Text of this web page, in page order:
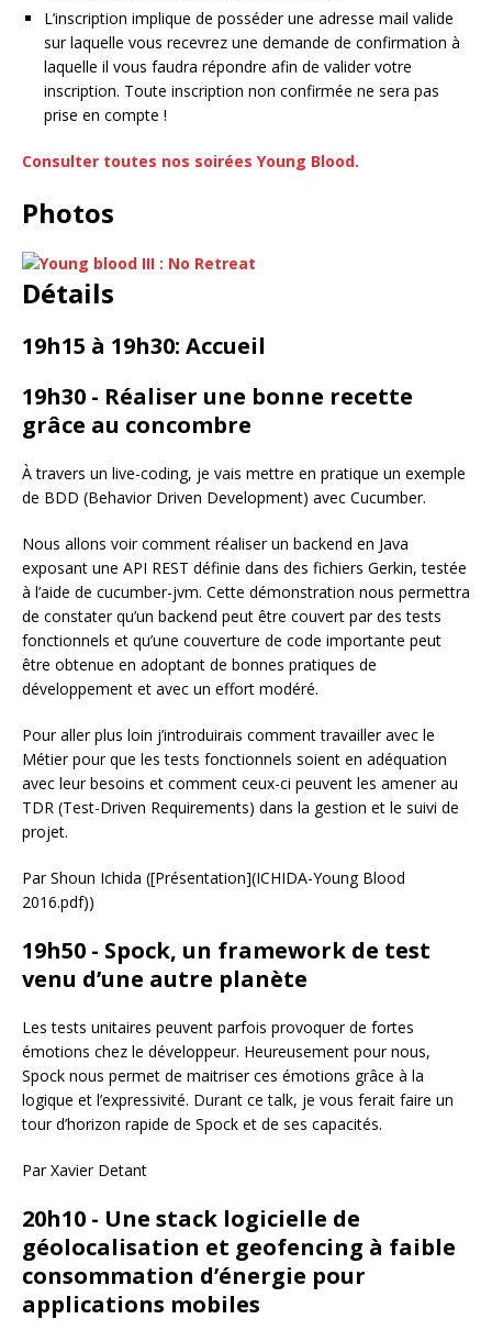
L’inscription implique de posséder une adresse mail valide
sur laquelle vous recevrez une demande de confirmation à
laquelle il vous faudra répondre afin de valider votre
inscription. Toute inscription non confirmée ne sera pas
prise en compte !
Consulter toutes nos soirées Young Blood.
Photos
Détails
19h15 à 19h30: Accueil
19h30 - Réaliser une bonne recette
grâce au concombre
À travers un live-coding, je vais mettre en pratique un exemple
de BDD (Behavior Driven Development) avec Cucumber.
Nous allons voir comment réaliser un backend en Java
exposant une API REST définie dans des fichiers Gerkin, testée
à l’aide de cucumber-jvm. Cette démonstration nous permettra
de constater qu’un backend peut être couvert par des tests
fonctionnels et qu’une couverture de code importante peut
être obtenue en adoptant de bonnes pratiques de
développement et avec un effort modéré.
Pour aller plus loin j’introduirais comment travailler avec le
Métier pour que les tests fonctionnels soient en adéquation
avec leur besoins et comment ceux-ci peuvent les amener au
TDR (Test-Driven Requirements) dans la gestion et le suivi de
projet.
Par Shoun Ichida ([Présentation](ICHIDA-Young Blood
2016.pdf))
19h50 - Spock, un framework de test
venu d’une autre planète
Les tests unitaires peuvent parfois provoquer de fortes
émotions chez le développeur. Heureusement pour nous,
Spock nous permet de maitriser ces émotions grâce à la
logique et l’expressivité. Durant ce talk, je vous ferait faire un
tour d’horizon rapide de Spock et de ses capacités.
Par Xavier Detant
20h10 - Une stack logicielle de
géolocalisation et geofencing à faible
consommation d’énergie pour
applications mobiles